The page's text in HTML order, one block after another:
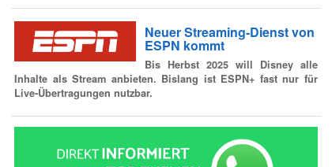
Neuer Streaming-Dienst von
ESPN kommt
Bis Herbst 2025 will Disney alle
Inhalte als Stream anbieten. Bislang ist ESPN+ fast nur für
Live-Übertragungen nutzbar.